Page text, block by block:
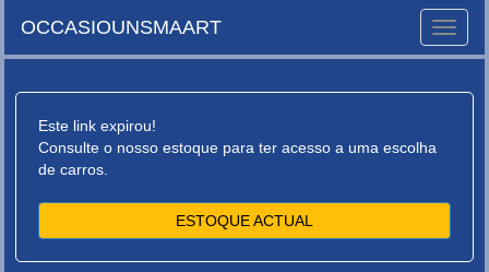
Toggle
OCCASIOUNSMAART
Este link expirou!
Consulte o nosso estoque para ter acesso a uma escolha
de carros.
ESTOQUE ACTUAL